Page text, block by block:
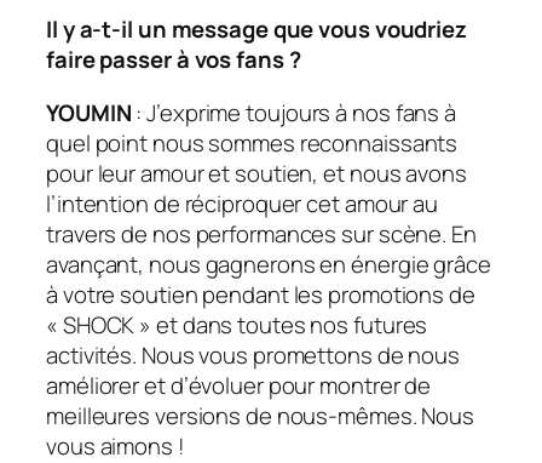
Il y a-t-il un message que vous voudriez
faire passer à vos fans ?
YOUMIN : J’exprime toujours à nos fans à
quel point nous sommes reconnaissants
pour leur amour et soutien, et nous avons
l’intention de réciproquer cet amour au
travers de nos performances sur scène. En
avançant, nous gagnerons en énergie grâce
à votre soutien pendant les promotions de
« SHOCK » et dans toutes nos futures
activités. Nous vous promettons de nous
améliorer et d’évoluer pour montrer de
meilleures versions de nous-mêmes. Nous
vous aimons !